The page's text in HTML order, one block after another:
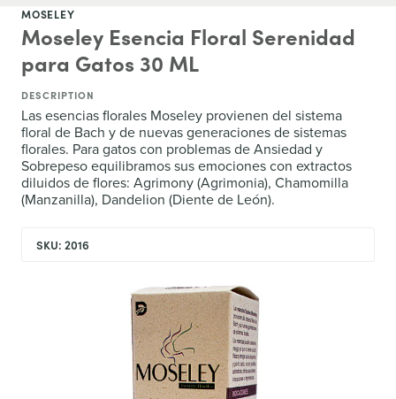
MOSELEY
Moseley Esencia Floral Serenidad
para Gatos 30 ML
DESCRIPTION
Las esencias florales Moseley provienen del sistema
floral de Bach y de nuevas generaciones de sistemas
florales. Para gatos con problemas de Ansiedad y
Sobrepeso equilibramos sus emociones con extractos
diluidos de flores: Agrimony (Agrimonia), Chamomilla
(Manzanilla), Dandelion (Diente de León).
SKU: 2016